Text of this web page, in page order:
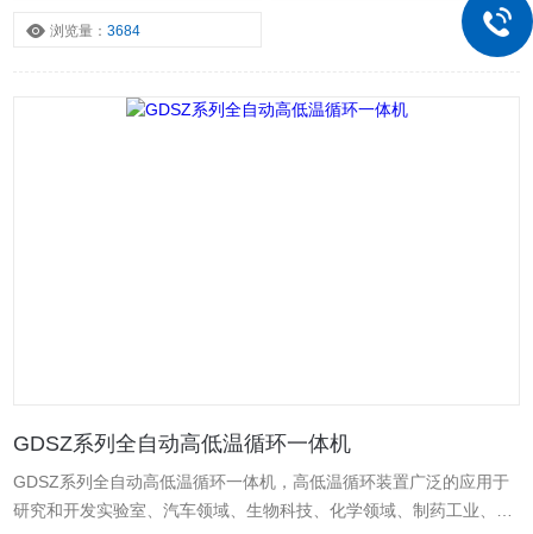
带有膨胀容器，膨胀容器和液体循林系统是绝热的，不参与液体循
环，只是机械的连接，不管循环液体的温度如何，膨胀容籍中的介质
浏览量：3684
GDSZ系列全自动高低温循环一体机
GDSZ系列全自动高低温循环一体机，高低温循环装置广泛的应用于
研究和开发实验室、汽车领域、生物科技、化学领域、制药工业、半